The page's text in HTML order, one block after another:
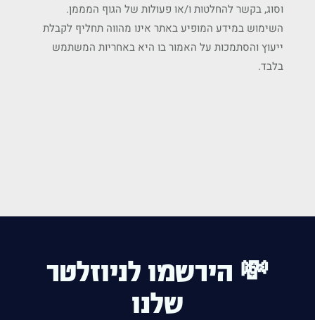
וסוג, בקשר להחלטות ו/או פעולות של הגוף המממן.
השימוש במידע המופיע באתר אינו מהווה תחליף לקבלת
ייעוץ והסתמכות על האמור בו היא באחריות המשתמש
בלבד.
💸 הירשמו לניוזלטר
שלנו